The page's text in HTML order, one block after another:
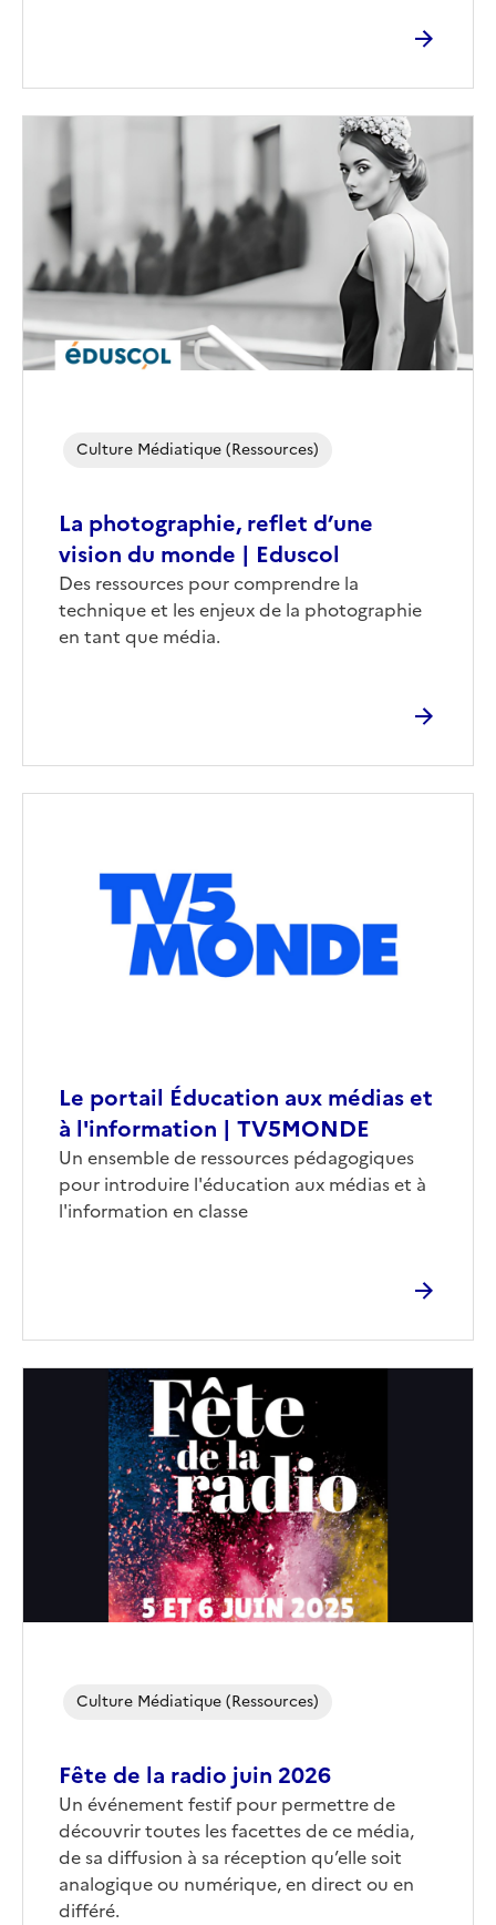
La photographie, reflet d’une
vision du monde | Eduscol
Corps
Des ressources pour comprendre la
technique et les enjeux de la photographie
en tant que média.
Culture Médiatique (ressources)
couverture
(conseillée)
Le portail Éducation aux médias et
à l'information | TV5MONDE
Corps
Un ensemble de ressources pédagogiques
pour introduire l'éducation aux médias et à
l'information en classe
(conseillée)
Fête de la radio juin 2026
Corps
Un événement festif pour permettre de
découvrir toutes les facettes de ce média,
de sa diffusion à sa réception qu’elle soit
analogique ou numérique, en direct ou en
différé.
Culture Médiatique (ressources)
couverture
(conseillée)